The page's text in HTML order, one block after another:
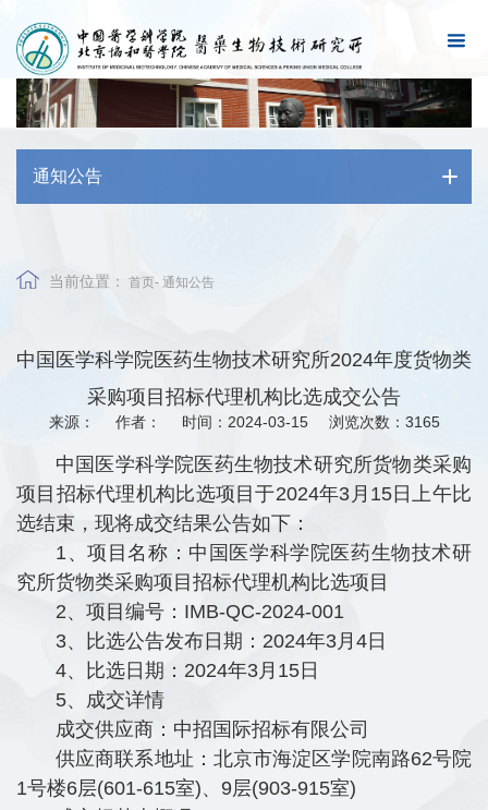
通知公告
当前位置： 首页- 通知公告
中国医学科学院医药生物技术研究所2024年度货物类
采购项目招标代理机构比选成交公告
来源： 作者： 时间：2024-03-15 浏览次数： 3165
中国医学科学院医药生物技术研究所货物类采购
项目招标代理机构比选项目于2024年3月15日上午比
选结束，现将成交结果公告如下：
1、项目名称：中国医学科学院医药生物技术研
究所货物类采购项目招标代理机构比选项目
2、项目编号：IMB-QC-2024-001
3、比选公告发布日期：2024年3月4日
4、比选日期：2024年3月15日
5、成交详情
成交供应商：中招国际招标有限公司
供应商联系地址：北京市海淀区学院南路62号院
1号楼6层(601-615室)、9层(903-915室)